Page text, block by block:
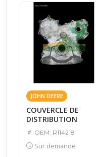
JOHN DEERE
COUVERCLE DE
DISTRIBUTION
OEM: R114218
Sur demande